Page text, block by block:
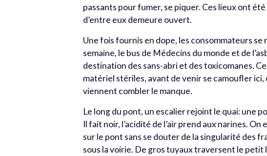
passants pour fumer, se piquer. Ces lieux ont
d’entre eux demeure ouvert.
Une fois fournis en dope, les consommateurs
semaine, le bus de Médecins du monde et de
destination des sans-abri et des toxicomanes.
matériel stériles, avant de venir se camoufler
viennent combler le manque.
Le long du pont, un escalier rejoint le quai: une
Il fait noir, l’acidité de l’air prend aux narines.
sur le pont sans se douter de la singularité des
sous la voirie. De gros tuyaux traversent le